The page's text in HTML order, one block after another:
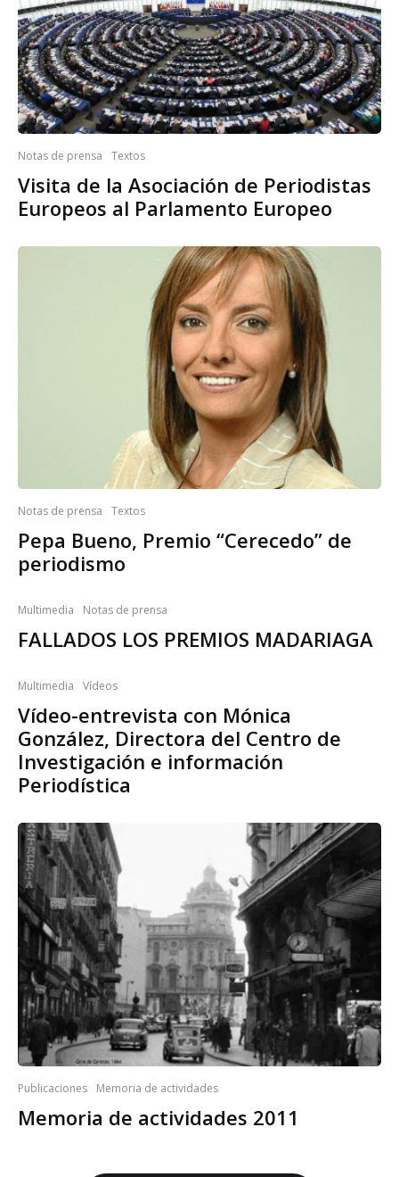
Notas de prensa Textos
Visita de la Asociación de Periodistas
Europeos al Parlamento Europeo
Notas de prensa Textos
Pepa Bueno, Premio “Cerecedo” de
periodismo
Multimedia Notas de prensa
FALLADOS LOS PREMIOS MADARIAGA
Multimedia Vídeos
Vídeo-entrevista con Mónica
González, Directora del Centro de
Investigación e información
Periodística
Publicaciones Memoria de actividades
Memoria de actividades 2011